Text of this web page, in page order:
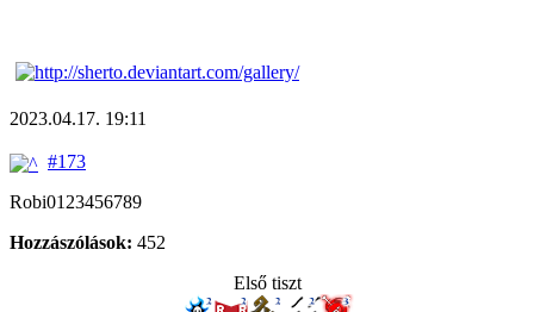
2023.04.17. 19:11
#173
Robi0123456789
Hozzászólások: 452
Első tiszt